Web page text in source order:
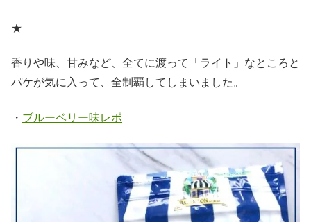
★
香りや味、甘みなど、全てに渡って「ライト」なところと
パケが気に入って、全制覇してしまいました。
・ ブルーベリー味レポ